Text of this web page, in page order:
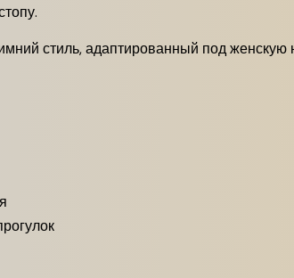
стиль, адаптированный под женскую